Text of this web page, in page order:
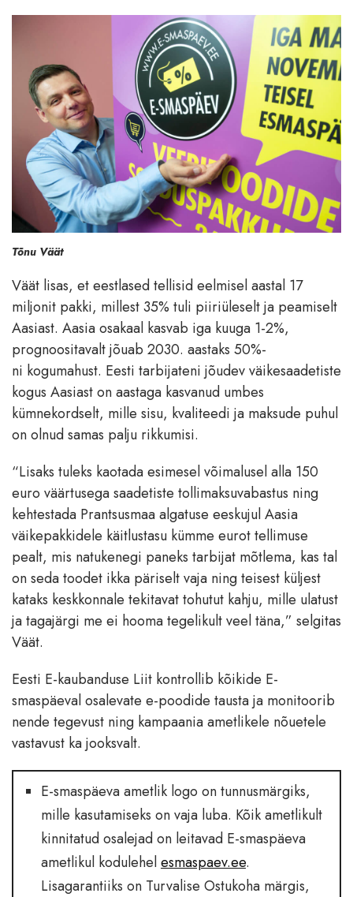
Tõnu Väät
Väät lisas, et eestlased tellisid eelmisel aastal 17
miljonit pakki, millest 35% tuli piiriüleselt ja peamiselt
Aasiast. Aasia osakaal kasvab iga kuuga 1-2%,
prognoositavalt jõuab 2030. aastaks 50%-
ni kogumahust. Eesti tarbijateni jõudev väikesaadetiste
kogus Aasiast on aastaga kasvanud umbes
kümnekordselt, mille sisu, kvaliteedi ja maksude puhul
on olnud samas palju rikkumisi.
“Lisaks tuleks kaotada esimesel võimalusel alla 150
euro väärtusega saadetiste tollimaksuvabastus ning
kehtestada Prantsusmaa algatuse eeskujul Aasia
väikepakkidele käitlustasu kümme eurot tellimuse
pealt, mis natukenegi paneks tarbijat mõtlema, kas tal
on seda toodet ikka päriselt vaja ning teisest küljest
kataks keskkonnale tekitavat tohutut kahju, mille ulatust
ja tagajärgi me ei hooma tegelikult veel täna,” selgitas
Väät.
Eesti E-kaubanduse Liit kontrollib kõikide E-
smaspäeval osalevate e-poodide tausta ja monitoorib
nende tegevust ning kampaania ametlikele nõuetele
vastavust ka jooksvalt.
E-smaspäeva ametlik logo on tunnusmärgiks,
mille kasutamiseks on vaja luba. Kõik ametlikult
kinnitatud osalejad on leitavad E-smaspäeva
ametlikul kodulehelesmaspaev.ee.
Lisagarantiiks on Turvalise Ostukoha märgis,